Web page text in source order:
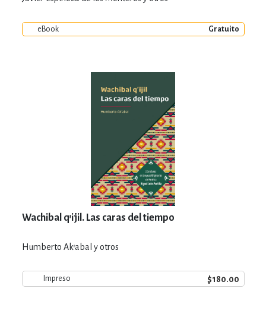
eBook Gratuito
Wachibal q'ijil. Las caras del tiempo
Humberto Ak'abal y otros
Impreso $180.00